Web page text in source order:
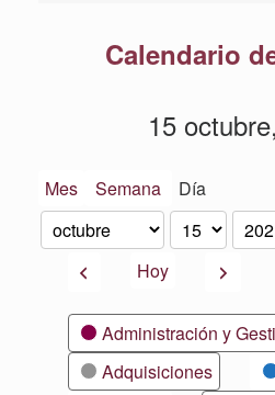
Calendario
15
Mes Semana Día
Mes
Día
Año
AnteriorHoy Siguiente
CategoríasAdministración y
Adquisiciones